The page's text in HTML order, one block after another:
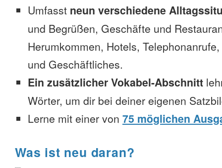
Umfasst neun verschiedene
und Begrüßen, Geschäfte und
Herumkommen, Hotels,
und Geschäftliches.
Ein zusätzlicher Vokabel-Abschnitt
Wörter, um dir bei deiner eigenen
Lerne mit einer von 75 möglichen
Was ist neu daran?